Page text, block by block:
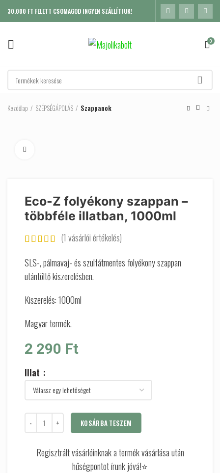
30.000 FT FELETT CSOMAGOD INGYEN SZÁLLÍTJUK!
0
Kezdőlap SZÉPSÉGÁPOLÁS Szappanok
Eco-Z folyékony szappan –
többféle illatban, 1000ml
(1 vásárlói értékelés)
SLS-, pálmavaj- és szulfátmentes folyékony szappan
utántöltő kiszerelésben.
Kiszerelés: 1000ml
Magyar termék.
2 290 Ft
Illat
KOSÁRBA TESZEM
Regisztrált vásárlóinknak a termék vásárlása után
hűségpontot írunk jóvá!⭐